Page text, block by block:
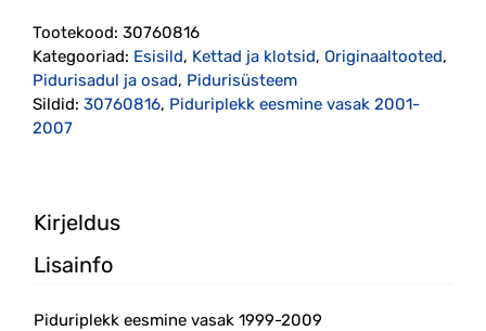
2009
originaal
(30760816)
kogus
Tootekood: 30760816
Kategooriad: Esisild, Kettad ja klotsid, Originaaltooted,
Pidurisadul ja osad, Pidurisüsteem
Sildid: 30760816, Piduriplekk eesmine vasak 2001-
2007
Kirjeldus
Lisainfo
Piduriplekk eesmine vasak 1999-2009